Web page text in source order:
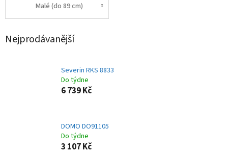
Malé (do 89 cm)
Nejprodávanější
Severin RKS 8833
Do týdne
6 739 Kč
DOMO DO91105
Do týdne
3 107 Kč